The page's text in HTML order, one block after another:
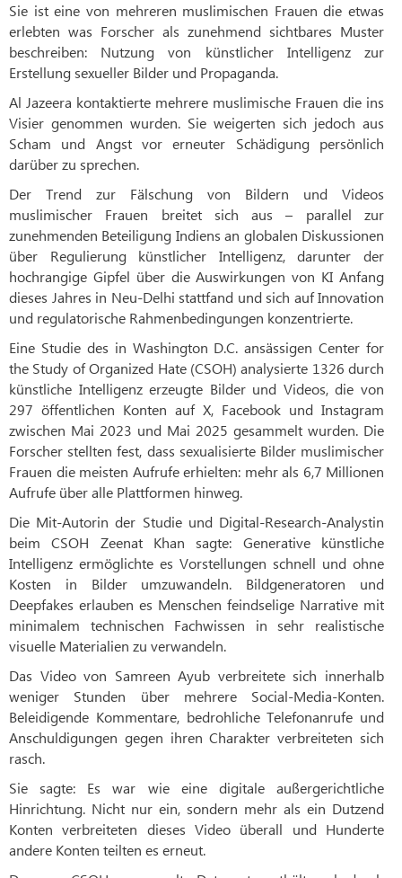
Sie ist eine von mehreren muslimischen Frauen die etwas
erlebten was Forscher als zunehmend sichtbares Muster
beschreiben: Nutzung von künstlicher Intelligenz zur
Erstellung sexueller Bilder und Propaganda.
Al Jazeera kontaktierte mehrere muslimische Frauen die ins
Visier genommen wurden. Sie weigerten sich jedoch aus
Scham und Angst vor erneuter Schädigung persönlich
darüber zu sprechen.
Der Trend zur Fälschung von Bildern und Videos
muslimischer Frauen breitet sich aus – parallel zur
zunehmenden Beteiligung Indiens an globalen Diskussionen
über Regulierung künstlicher Intelligenz, darunter der
hochrangige Gipfel über die Auswirkungen von KI Anfang
dieses Jahres in Neu-Delhi stattfand und sich auf Innovation
und regulatorische Rahmenbedingungen konzentrierte.
Eine Studie des in Washington D.C. ansässigen Center for
the Study of Organized Hate (CSOH) analysierte 1326 durch
künstliche Intelligenz erzeugte Bilder und Videos, die von
297 öffentlichen Konten auf X, Facebook und Instagram
zwischen Mai 2023 und Mai 2025 gesammelt wurden. Die
Forscher stellten fest, dass sexualisierte Bilder muslimischer
Frauen die meisten Aufrufe erhielten: mehr als 6,7 Millionen
Aufrufe über alle Plattformen hinweg.
Die Mit-Autorin der Studie und Digital-Research-Analystin
beim CSOH Zeenat Khan sagte: Generative künstliche
Intelligenz ermöglichte es Vorstellungen schnell und ohne
Kosten in Bilder umzuwandeln. Bildgeneratoren und
Deepfakes erlauben es Menschen feindselige Narrative mit
minimalem technischen Fachwissen in sehr realistische
visuelle Materialien zu verwandeln.
Das Video von Samreen Ayub verbreitete sich innerhalb
weniger Stunden über mehrere Social-Media-Konten.
Beleidigende Kommentare, bedrohliche Telefonanrufe und
Anschuldigungen gegen ihren Charakter verbreiteten sich
rasch.
Sie sagte: Es war wie eine digitale außergerichtliche
Hinrichtung. Nicht nur ein, sondern mehr als ein Dutzend
Konten verbreiteten dieses Video überall und Hunderte
andere Konten teilten es erneut.